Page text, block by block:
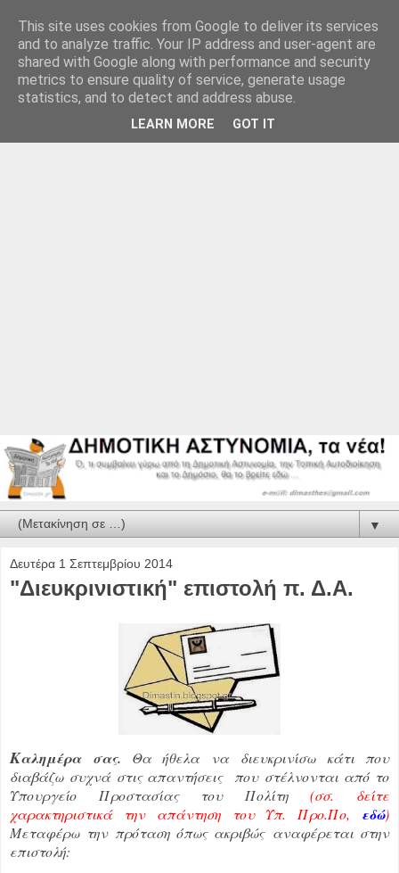
▼
Δευτέρα 1 Σεπτεμβρίου 2014
"Διευκρινιστική" επιστολή π. Δ.Α.
Καλημέρα σας. Θα ήθελα να διευκρινίσω κάτι που
διαβάζω συχνά στις απαντήσεις που στέλνονται από το
Υπουργείο Προστασίας του Πολίτη(σσ. δείτε
χαρακτηριστικά την απάντηση του Υπ. Προ.Πο,
εδώ)
Μεταφέρω την πρόταση όπως ακριβώς αναφέρεται στην
επιστολή:
This site uses cookies from Google to deliver its services
and to analyze traffic. Your IP address and user-agent are
shared with Google along with performance and security
metrics to ensure quality of service, generate usage
statistics, and to detect and address abuse.
LEARN MORE GOT IT